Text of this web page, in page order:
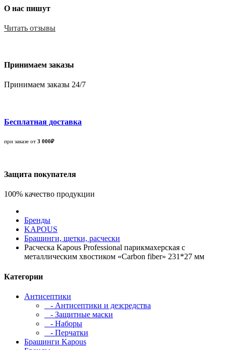
О нас пишут
Читать отзывы
Принимаем заказы
Принимаем заказы 24/7
Бесплатная доставка
при заказе от 3 000₽
Защита покупателя
100% качество продукции
Бренды
KAPOUS
Брашинги, щетки, расчески
Расческа Kapous Professional парикмахерская с
металлическим хвостиком «Carbon fiber» 231*27 мм
Категории
Антисептики
- Антисептики и дезсредства
- Защитные маски
- Наборы
- Перчатки
Брашинги Kapous